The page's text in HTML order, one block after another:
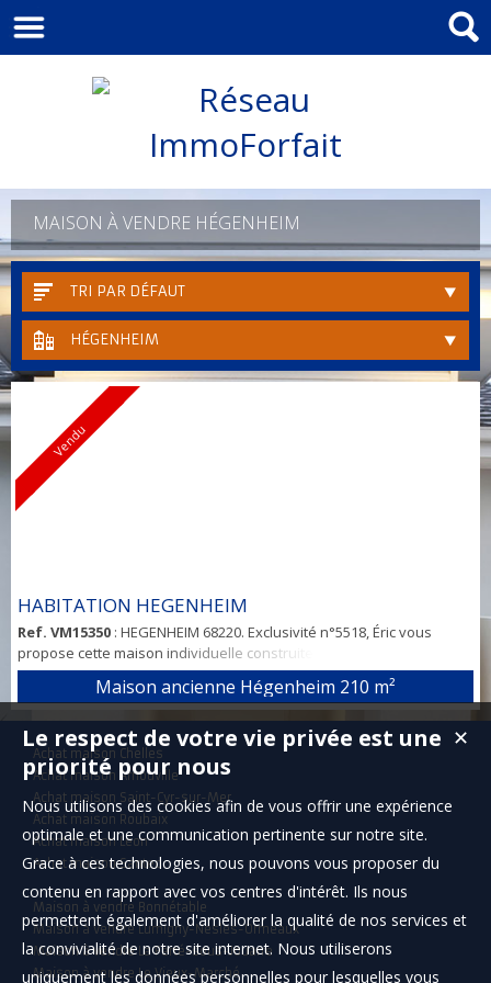
MAISON À VENDRE HÉGENHEIM
TRI PAR DÉFAUT
HÉGENHEIM
Vendu
HABITATION HEGENHEIM
Ref. VM15350 : HEGENHEIM 68220. Exclusivité n°5518, Éric vous
propose cette maison individuelle construite dans les années 1930
d'une surface habitable de 210m² et 320 m² utile en totalité avec
possibilité d'aménager deux habitations séparées. Elle se compose
au rez-de-chaussée, hall d’entrée, de deux entrées séparées,
couloir, rangements, chambre ou bureau, salle à manger, cuisine
séparée, salle d’ea...
Maison ancienne Hégenheim 210 m²
Achat maison Chelles
Achat maison Arnouville
Achat maison Saint-Cyr-sur-Mer
Achat maison Roubaix
Achat maison Léon
Achat maison Santec
Maison à vendre Bonnétable
Maison à vendre Lumigny-Nesles-Ormeaux
Maison à vendre La Ferté-sous-Jouarre
Maison à vendre Le Vieux-Marché
✕
Le respect de votre vie privée est une
priorité pour nous
Nous utilisons des cookies afin de vous offrir une expérience
optimale et une communication pertinente sur notre site.
Grace à ces technologies, nous pouvons vous proposer du
contenu en rapport avec vos centres d'intérêt. Ils nous
permettent également d'améliorer la qualité de nos services et
la convivialité de notre site internet. Nous utiliserons
uniquement les données personnelles pour lesquelles vous